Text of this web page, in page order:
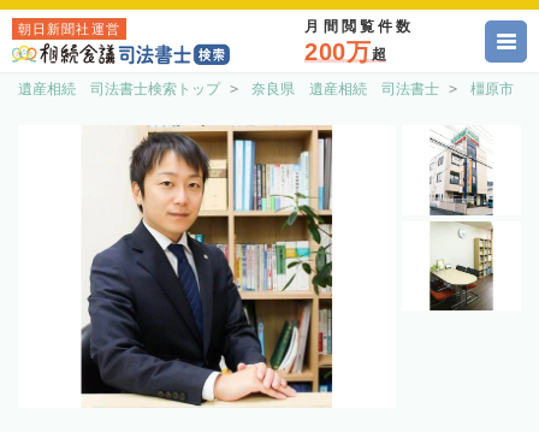
朝日新聞社運営 月間閲覧件数
200万超
遺産相続 司法書士検索トップ 奈良県 遺産相続 司法書士 橿原市